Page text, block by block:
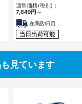
通常価格(税別)：
7,649円～
在庫品1日目
当日出荷可能
見ています